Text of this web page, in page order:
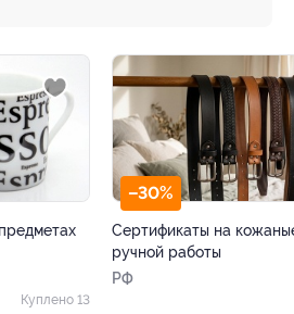
Куплено 13
–30%
Сертификаты на
ручной работы
РФ